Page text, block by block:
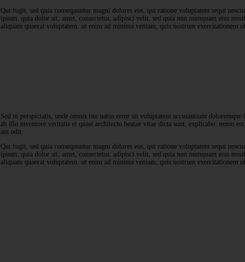
Qut fugit, sed quia consequuntur magni dolores eos, qui ratione voluptatem sequi
ipsum, quia dolor sit, amet, consectetur, adipisci velit, sed quia non numquam eius
aliquam quaerat voluptatem. ut enim ad minima veniam, quis nostrum exercitationem
Sed ut perspiciatis, unde omnis iste natus error sit voluptatem accusantium
ab illo inventore veritatis et quasi architecto beatae vitae dicta sunt, explicabo. nemo
aut odit.
Qut fugit, sed quia consequuntur magni dolores eos, qui ratione voluptatem sequi
ipsum, quia dolor sit, amet, consectetur, adipisci velit, sed quia non numquam eius
aliquam quaerat voluptatem. ut enim ad minima veniam, quis nostrum exercitationem